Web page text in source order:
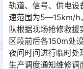
轨道、信号、供电设
速范围为5—15km/h
队根据现场抢修救
区段前后各150m处
夜间时间进行临时处
生产调度通知维修调